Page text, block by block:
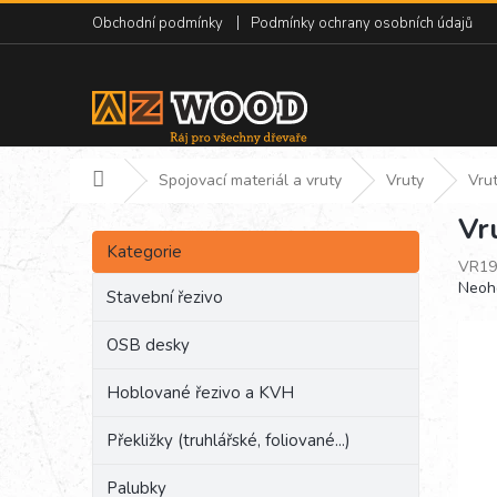
Přejít
obsah
Obchodní podmínky Podmínky ochrany osobních údajů
Domů Spojovací materiál a vruty Vruty
P
s
Přeskočit
kategorie
Kategorie
Stavební řezivo
OSB desky
Hoblované řezivo a KVH
Překližky (truhlářské, foliované...)
Palubky